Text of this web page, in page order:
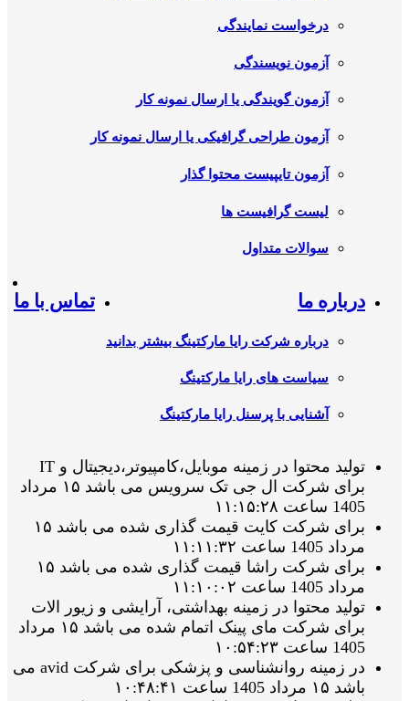
درخواست نمایندگی
آزمون نویسندگی
آزمون گویندگی یا ارسال نمونه کار
آزمون طراحی گرافیکی یا ارسال نمونه کار
آزمون تایپیست محتوا گذار
لیست گرافیست ها
سوالات متداول
درباره ما
درباره شرکت رایا مارکتینگ بیشتر بدانید
سیاست های رایا مارکتینگ
آشنایی با پرسنل رایا مارکتینگ
تماس با ما
تولید محتوا در زمینه موبایل،کامپیوتر،دیجیتال و IT
برای شرکت ال جی تک سرویس می باشد ۱۵ مرداد
1405 ساعت ۱۱:۱۵:۲۸
برای شرکت کایت قیمت گذاری شده می باشد ۱۵
مرداد 1405 ساعت ۱۱:۱۱:۳۲
برای شرکت راشا قیمت گذاری شده می باشد ۱۵
مرداد 1405 ساعت ۱۱:۱۰:۰۲
تولید محتوا در زمینه بهداشتی، آرایشی و زیور الات
برای شرکت مای پینک اتمام شده می باشد ۱۵ مرداد
1405 ساعت ۱۰:۵۴:۲۳
در زمینه روانشناسی و پزشکی برای شرکت avid می
باشد ۱۵ مرداد 1405 ساعت ۱۰:۴۸:۴۱